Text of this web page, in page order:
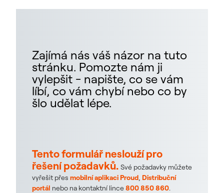
Zajímá nás váš názor na tuto
stránku. Pomozte nám ji
vylepšit - napište, co se vám
líbí, co vám chybí nebo co by
šlo udělat lépe.
Tento formulář neslouží pro
řešení požadavků. Své požadavky můžete
vyřešit přes mobilní aplikaci Proud, Distribuční
portál nebo na kontaktní lince800 850 860.